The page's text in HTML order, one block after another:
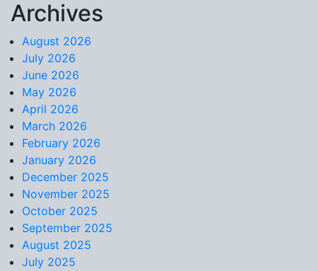
Skip to content
Archives
August 2026
July 2026
June 2026
May 2026
April 2026
March 2026
February 2026
January 2026
December 2025
November 2025
October 2025
September 2025
August 2025
July 2025